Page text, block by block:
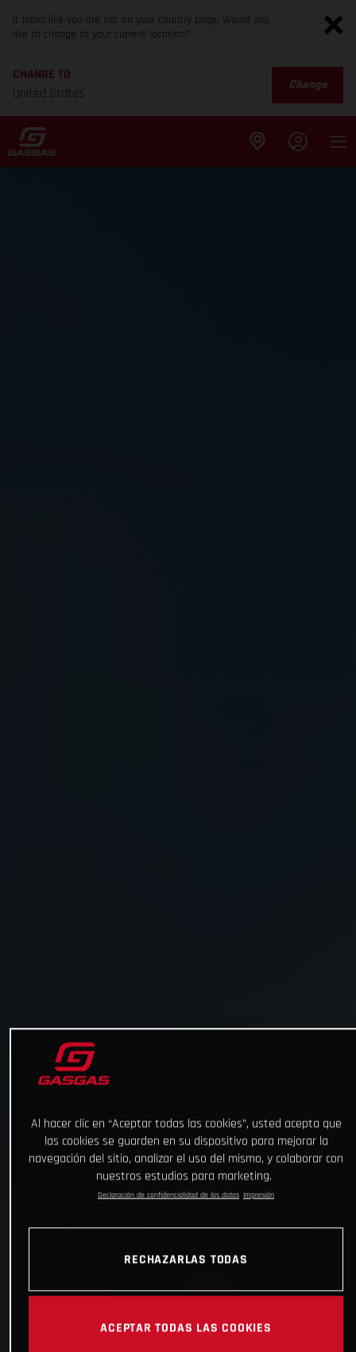
It looks like you are not on your country page. Would you
like to change to your current location?
CHANGE TO
United States
Change
Al hacer clic en “Aceptar todas las cookies”, usted acepta que
las cookies se guarden en su dispositivo para mejorar la
navegación del sitio, analizar el uso del mismo, y colaborar con
nuestros estudios para marketing.
Declaración de confidencialidad de los datos Impresión
RECHAZARLAS TODAS
ACEPTAR TODAS LAS COOKIES